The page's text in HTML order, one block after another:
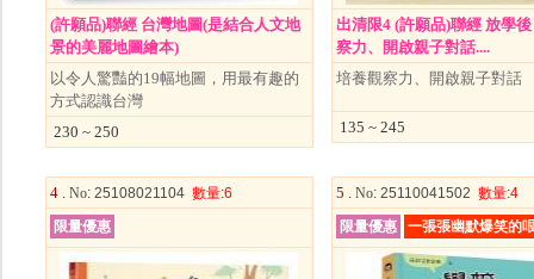
(許願品)聯經 台灣地圖(是結合人文地
景的美麗地圖繪本)
以令人驚豔的19幅地圖，用最有趣的
方式認識台灣
230 ~ 250
出清限4 (許願品)聯經 放學
察力、開啟親子對話....
培養觀察力、開啟親子對話
135 ~ 245
4 . No: 25108021104 數量:6
限量優惠
5 . No: 25110041502 數量:4
限量優惠
一張張幽默爆笑的